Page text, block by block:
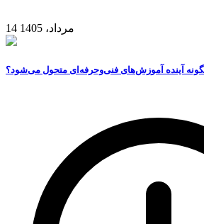
14 مرداد، 1405
آینده آموزش‌های فنی‌وحرفه‌ای متحول می‌شود؟